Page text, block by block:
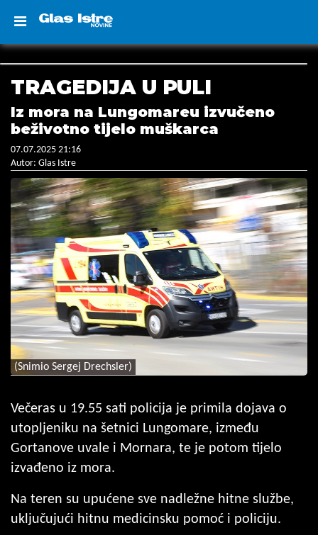
TRAGEDIJA U PULI
Iz mora na Lungomareu izvučeno
beživotno tijelo muškarca
07.07.2025 21:16
Autor: Glas Istre
(Snimio Sergej Drechsler)
Večeras u 19.55 sati policija je primila dojava o
utopljeniku na šetnici Lungomare, između
Gortanove uvale i Mornara, te je potom tijelo
izvađeno iz mora.
Na teren su upućene sve nadležne hitne službe,
uključujući hitnu medicinsku pomoć i policiju.